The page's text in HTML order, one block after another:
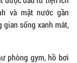
và mặt nước gần
sống xanh mát,
phòng gym, hồ bơi